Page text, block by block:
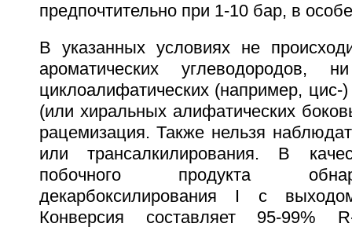
предпочтительно при 1-10 бар, в
В указанных условиях не
ароматических углеводородов,
циклоалифатических (например, цис-
(или хиральных алифатических
рацемизация. Также нельзя
или трансалкилирования. В
побочного продукта
декарбоксилирования I с
Конверсия составляет 95-99%